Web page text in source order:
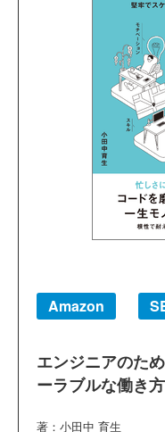
Amazon
エンジニアのた
ーラブルな働き
著：小田中 育生